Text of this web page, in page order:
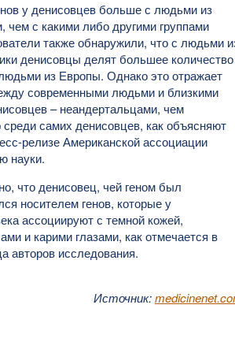
у денисовцев больше с людьми из
чем с какими либо другими группами
также обнаружили, что с людьми
денисовцы делят большее количество
из Европы. Однако это отражает
современными людьми и близкими
– неандертальцами, чем
среди самих денисовцев, как объясняют
релизе Американской ассоциации
науки.
что денисовец, чей геном был
носителем генов, которые у
ассоциируют с темной кожей,
и карими глазами, как отмечается в
авторов исследования.
Источник: